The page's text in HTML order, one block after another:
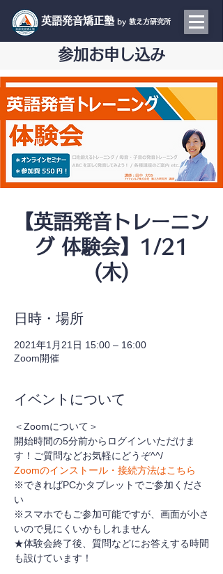
​英語発音矯正塾 by 教え方研究所
参加お申し込み
【英語発音トレーニン
グ 体験会】1/21
(木)
日時・場所
2021年1月21日 15:00 – 16:00
Zoom開催
イベントについて
＜Zoomについて＞
開始時間の5分前からログインいただけま
す！ご質問などお気軽にどうぞ^^/
Zoomのインストール・接続方法はこちら
※できればPCかタブレットでご参加くださ
い
※スマホでもご参加可能ですが、画面が小さ
いので見にくいかもしれません
★体験会終了後、質問などにお答えする時間
も設けています！